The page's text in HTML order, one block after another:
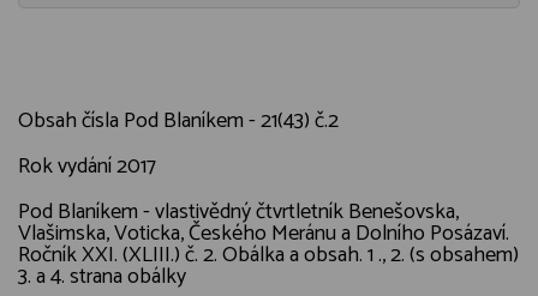
Obsah čísla Pod Blaníkem - 21(43) č.2
Rok vydání 2017
Pod Blaníkem - vlastivědný čtvrtletník Benešovska,
Vlašimska, Voticka, Českého Meránu a Dolního Posázaví.
Ročník XXI. (XLIII.) č. 2. Obálka a obsah. 1 ., 2. (s obsahem)
3. a 4. strana obálky